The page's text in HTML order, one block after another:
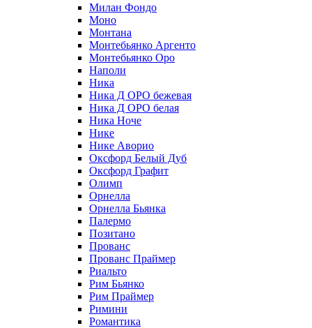
Милан Фондо
Моно
Монтана
Монтебьянко Аргенто
Монтебьянко Оро
Наполи
Ника
Ника Д ОРО бежевая
Ника Д ОРО белая
Ника Ноче
Нике
Нике Аворио
Оксфорд Белый Дуб
Оксфорд Графит
Олимп
Орнелла
Орнелла Бьянка
Палермо
Позитано
Прованс
Прованс Праймер
Риальто
Рим Бьянко
Рим Праймер
Римини
Романтика